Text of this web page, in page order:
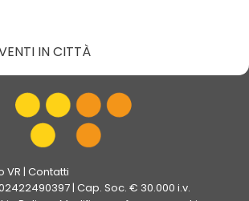
IN CITTÀ
VR | Contatti
02422490397 | Cap. Soc. € 30.000 i.v.